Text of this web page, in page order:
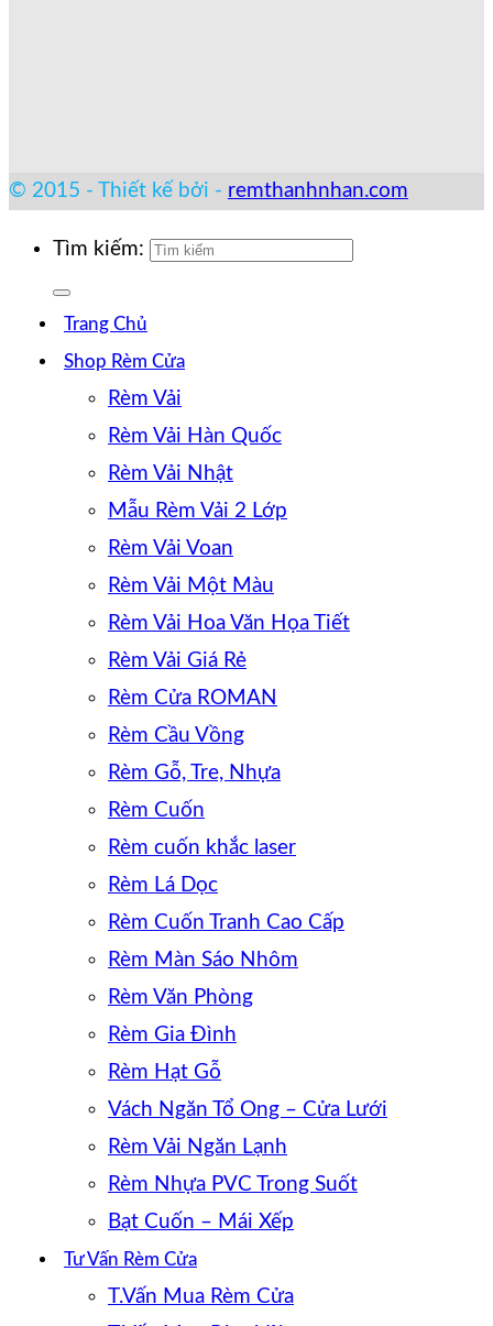
© 2015 - Thiết kế bởi - remthanhnhan.com
Tìm kiếm:
Trang Chủ
Shop Rèm Cửa
Rèm Vải
Rèm Vải Hàn Quốc
Rèm Vải Nhật
Mẫu Rèm Vải 2 Lớp
Rèm Vải Voan
Rèm Vải Một Màu
Rèm Vải Hoa Văn Họa Tiết
Rèm Vải Giá Rẻ
Rèm Cửa ROMAN
Rèm Cầu Vồng
Rèm Gỗ, Tre, Nhựa
Rèm Cuốn
Rèm cuốn khắc laser
Rèm Lá Dọc
Rèm Cuốn Tranh Cao Cấp
Rèm Màn Sáo Nhôm
Rèm Văn Phòng
Rèm Gia Đình
Rèm Hạt Gỗ
Vách Ngăn Tổ Ong – Cửa Lưới
Rèm Vải Ngăn Lạnh
Rèm Nhựa PVC Trong Suốt
Bạt Cuốn – Mái Xếp
Tư Vấn Rèm Cửa
T.Vấn Mua Rèm Cửa